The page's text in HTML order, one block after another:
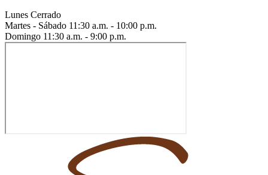
Lunes Cerrado
Martes - Sábado 11:30 a.m. - 10:00 p.m.
Domingo 11:30 a.m. - 9:00 p.m.